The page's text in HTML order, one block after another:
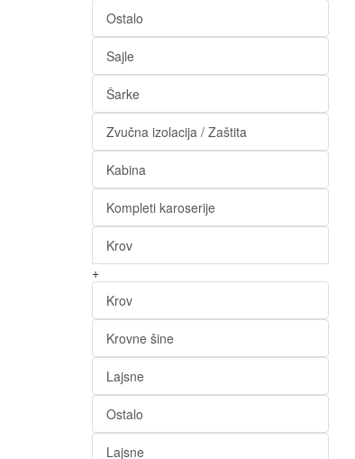
Ostalo
Sajle
Šarke
Zvučna izolacija / Zaštita
Kabina
Kompleti karoserije
Krov
+
Krov
Krovne šine
Lajsne
Ostalo
Lajsne